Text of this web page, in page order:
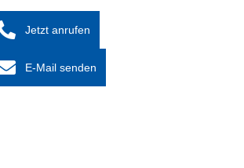
Jetzt anrufen
E-Mail senden